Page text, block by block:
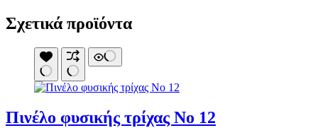
Σχετικά προϊόντα
Πινέλο φυσικής τρίχας Νο 12